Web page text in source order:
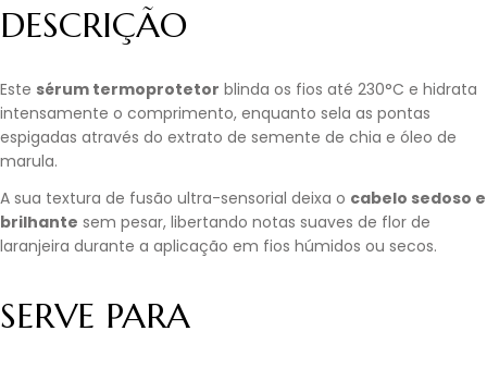
DESCRIÇÃO
Este sérum termoprotetor blinda os fios até 230°C e hidrata
intensamente o comprimento, enquanto sela as pontas
espigadas através do extrato de semente de chia e óleo de
marula.
A sua textura de fusão ultra-sensorial deixa o cabelo sedoso e
brilhante sem pesar, libertando notas suaves de flor de
laranjeira durante a aplicação em fios húmidos ou secos.
SERVE PARA